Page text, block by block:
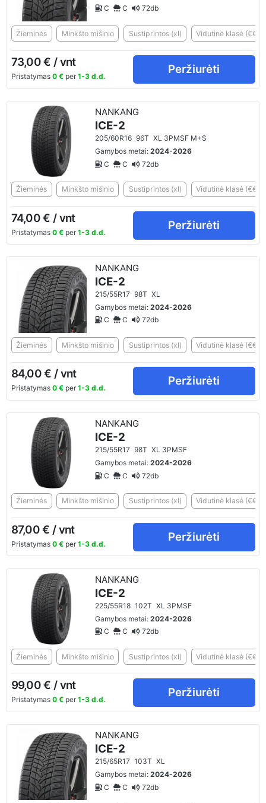
C C 72db
Žieminės Minkšto mišinio Sustiprintos (xl) Vidutinė klasė (€€)
73,00 € / vnt
Pristatymas 0 €per 1-3 d.d.
Peržiurėti
NANKANG
ICE-2
205/60R16 96T XL 3PMSF M+S
Gamybos metai:2024-2026
C
C 72db
Žieminės Minkšto mišinio Sustiprintos (xl) Vidutinė klasė (€€)
74,00 € / vnt
Pristatymas 0 €per 1-3 d.d.
Peržiurėti
NANKANG
ICE-2
215/55R17 98T XL
Gamybos metai:2024-2026
C
C 72db
Žieminės Minkšto mišinio Sustiprintos (xl) Vidutinė klasė (€€)
84,00 € / vnt
Pristatymas 0 €per 1-3 d.d.
Peržiurėti
NANKANG
ICE-2
215/55R17 98T XL 3PMSF
Gamybos metai:2024-2026
C
C 72db
Žieminės Minkšto mišinio Sustiprintos (xl) Vidutinė klasė (€€)
87,00 € / vnt
Pristatymas 0 €per 1-3 d.d.
Peržiurėti
NANKANG
ICE-2
225/55R18 102T XL 3PMSF
Gamybos metai:2024-2026
C
C 72db
Žieminės Minkšto mišinio Sustiprintos (xl) Vidutinė klasė (€€)
99,00 € / vnt
Pristatymas 0 €per 1-3 d.d.
Peržiurėti
NANKANG
ICE-2
215/65R17 103T XL
Gamybos metai:2024-2026
C
C 72db